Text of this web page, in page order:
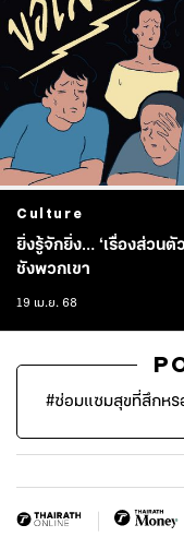
Culture
ยิ่งรู้จักยิ่ง… ‘เรื่องส่วนตั
ชังพวกเขา
19 เม.ย. 68
#ซ่อมแซมสุขที่สึกหร